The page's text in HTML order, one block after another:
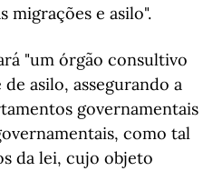
migrações e asilo".
"um órgão consultivo
asilo, assegurando a
governamentais
como tal
da lei, cujo objeto